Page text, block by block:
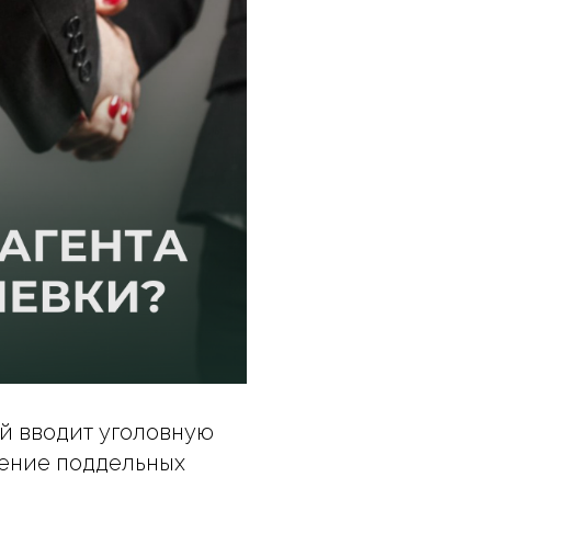
вводит уголовную
поддельных